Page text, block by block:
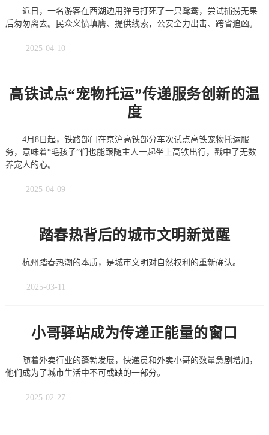
近日，一名游客在西湖边用弹弓打死了一只鸳鸯，尝试捕捞无果
后匆匆离去。民众义愤填膺、提供线索，公安全力出击、跨省追凶。
2025-04-10
高铁试点“宠物托运”传递服务创新的温
度
4月8日起，铁路部门在京沪高铁部分车次试点高铁宠物托运服
务，意味着“毛孩子”们也能跟随主人一起坐上高铁出行，戳中了无数
养宠人的心。
2025-04-09
踏春热背后的城市文明新觉醒
杭州踏春热潮的本质，是城市文明对自然权利的重新确认。
2025-03-11
小哥驿站成为传递正能量的窗口
随着外卖行业的蓬勃发展，快递员和外卖小哥的数量急剧增加，
他们成为了城市生活中不可或缺的一部分。
2025-02-27